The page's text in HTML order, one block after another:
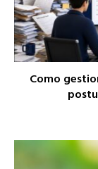
Como